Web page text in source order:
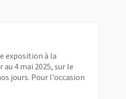
exposition à la
4 mai 2025, sur le
jours. Pour l'occasion